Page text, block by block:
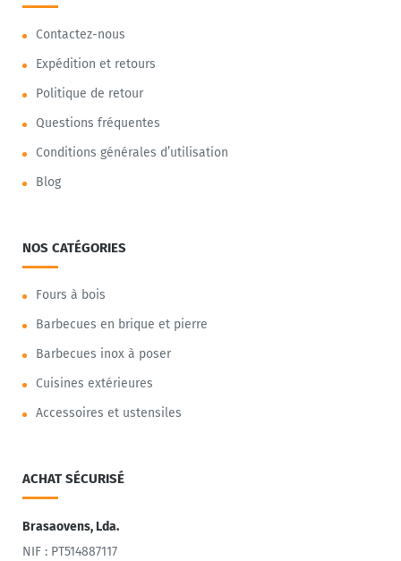
Contactez-nous
Expédition et retours
Politique de retour
Questions fréquentes
Conditions générales d’utilisation
Blog
NOS CATÉGORIES
Fours à bois
Barbecues en brique et pierre
Barbecues inox à poser
Cuisines extérieures
Accessoires et ustensiles
ACHAT SÉCURISÉ
Brasaovens, Lda.
NIF : PT514887117